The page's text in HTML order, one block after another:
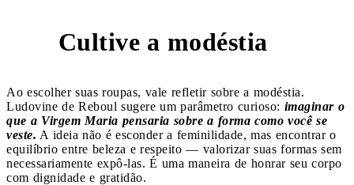
Cultive a modéstia
Ao escolher suas roupas, vale refletir sobre a modéstia.
Ludovine de Reboul sugere um parâmetro curioso: imaginar o
que a Virgem Maria pensaria sobre a forma como você se
veste. A ideia não é esconder a feminilidade, mas encontrar o
equilíbrio entre beleza e respeito — valorizar suas formas sem
necessariamente expô-las. É uma maneira de honrar seu corpo
com dignidade e gratidão.